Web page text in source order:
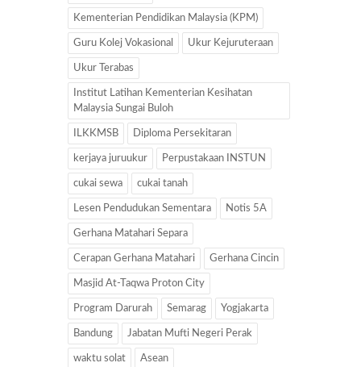
Kementerian Pendidikan Malaysia (KPM)
Guru Kolej Vokasional Ukur Kejuruteraan
Ukur Terabas
Institut Latihan Kementerian Kesihatan
Malaysia Sungai Buloh
ILKKMSB Diploma Persekitaran
kerjaya juruukur Perpustakaan INSTUN
cukai sewa cukai tanah
Lesen Pendudukan Sementara Notis 5A
Gerhana Matahari Separa
Cerapan Gerhana Matahari Gerhana Cincin
Masjid At-Taqwa Proton City
Program Darurah Semarag Yogjakarta
Bandung Jabatan Mufti Negeri Perak
waktu solat Asean